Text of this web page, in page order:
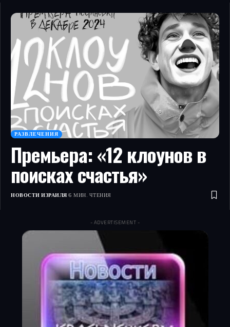
РАЗВЛЕЧЕНИЯ
Премьера: «12 клоунов в
поисках счастья»
НОВОСТИ ИЗРАИЛЯ 6 МИН. ЧТЕНИЯ
- ADVERTISEMENT -